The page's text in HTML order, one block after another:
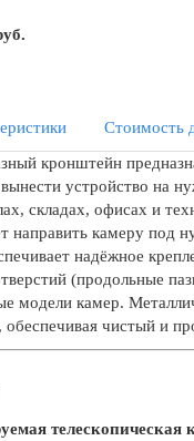
Стоимость
кронштейн
вынести устройство на
складах, офисах и
направить камеру
надёжное
(продольные
модели камер.
обеспечивая чистый и
телескопическая